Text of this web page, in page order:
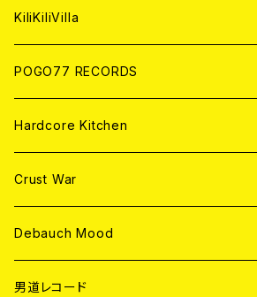
ANALOG
KiliKiliVilla
POGO77 RECORDS
Hardcore Kitchen
Crust War
Debauch Mood
男道レコード